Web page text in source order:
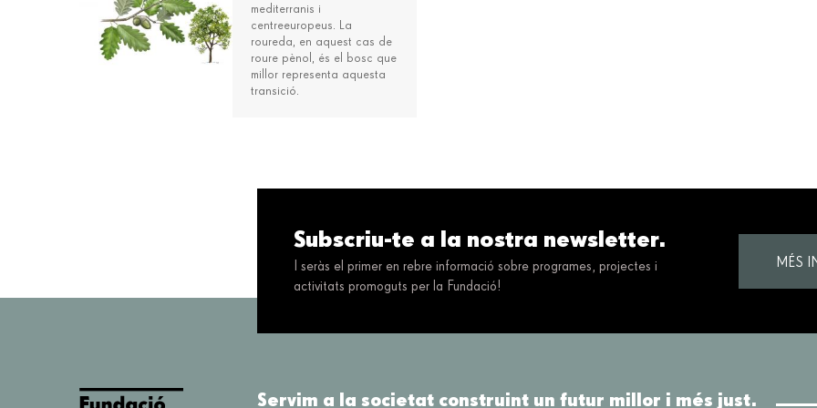
mediterranis i
centreeuropeus. La
roureda, en aquest cas de
roure pènol, és el bosc que
millor representa aquesta
transició.
Subscriu-te a la nostra newsletter.
I seràs el primer en rebre informació sobre programes, projectes i
activitats promoguts per la Fundació!
MÉS
Servim a la societat construint un futur millor i més just.